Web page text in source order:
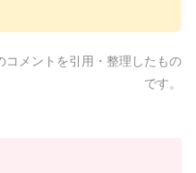
メントを引用・整理したもの
です。